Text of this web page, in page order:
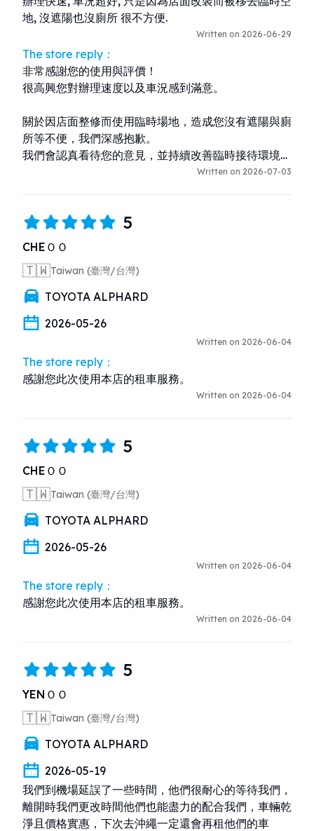
地, 沒遮陽也沒廁所 很不方便.
Written on 2026-06-29
The store reply：
非常感謝您的使用與評價！
很高興您對辦理速度以及車況感到滿意。
關於因店面整修而使用臨時場地，造成您沒有遮陽與廁
所等不便，我們深感抱歉。
我們會認真看待您的意見，並持續改善臨時接待環境，
讓客人能更舒適地等待與辦理手續。 Written on 2026-07-03
5
CHEＯＯ
🇹🇼Taiwan (臺灣/台灣)
TOYOTA ALPHARD
2026-05-26
Written on 2026-06-04
The store reply：
感謝您此次使用本店的租車服務。
Written on 2026-06-04
5
CHEＯＯ
🇹🇼Taiwan (臺灣/台灣)
TOYOTA ALPHARD
2026-05-26
Written on 2026-06-04
The store reply：
感謝您此次使用本店的租車服務。
Written on 2026-06-04
5
YENＯＯ
🇹🇼Taiwan (臺灣/台灣)
TOYOTA ALPHARD
2026-05-19
我們到機場延誤了一些時間，他們很耐心的等待我們，
離開時我們更改時間他們也能盡力的配合我們，車輛乾
淨且價格實惠，下次去沖繩一定還會再租他們的車